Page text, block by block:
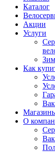
Каталог
Акции
Услуги
Как
О